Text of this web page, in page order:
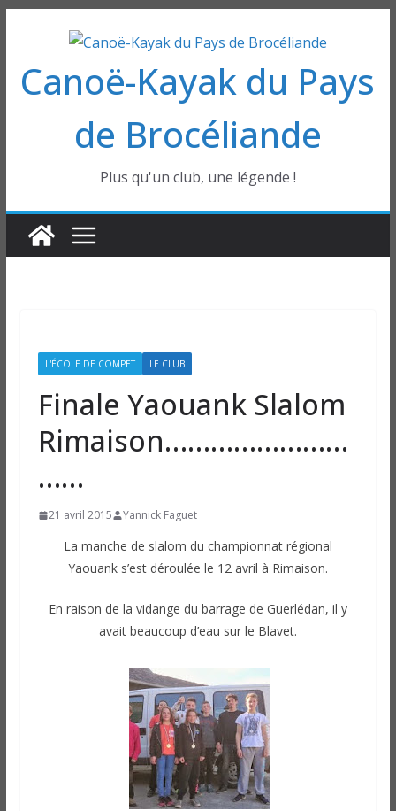
contenu
Canoë-Kayak du Pays
de Brocéliande
Plus qu'un club, une légende !
L'ÉCOLE DE COMPET LE CLUB
Finale Yaouank Slalom
Rimaison……………………
……
21 avril 2015 Yannick Faguet
La manche de slalom du championnat régional
Yaouank s’est déroulée le 12 avril à Rimaison.
En raison de la vidange du barrage de Guerlédan, il y
avait beaucoup d’eau sur le Blavet.